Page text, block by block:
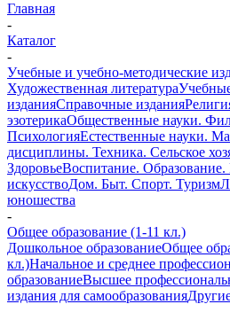
Главная
-
Каталог
-
Учебные и учебно-методические
Художественная литература
изданияСправочные издания
эзотерикаОбщественные науки.
ПсихологияЕстественные науки.
дисциплины. Техника. Сельское
ЗдоровьеВоспитание. Образование.
искусствоДом. Быт. Спорт. Туризм
юношества
-
Общее образование (1-11 кл.)
Дошкольное образованиеОбщее
кл.)Начальное и среднее
образованиеВысшее
издания для самообразования